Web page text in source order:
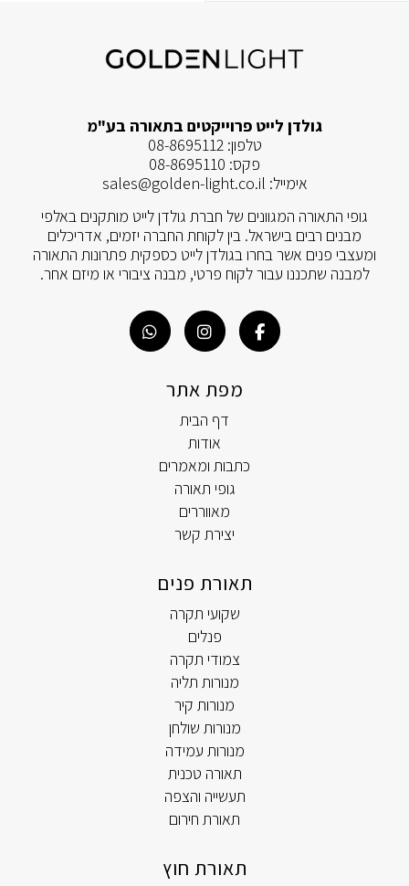
גולדן לייט פרוייקטים בתאורה בע"מ
טלפון:08-8695112
פקס: 08-8695110
אימייל: sales@golden-light.co.il
גופי התאורה המגוונים של חברת גולדן לייט מותקנים באלפי
מבנים רבים בישראל. בין לקוחת החברה יזמים, אדריכלים
ומעצבי פנים אשר בחרו בגולדן לייט כספקית פתרונות התאורה
למבנה שתכננו עבור לקוח פרטי, מבנה ציבורי או מיזם אחר.
מפת אתר
דף הבית
אודות
כתבות ומאמרים
גופי תאורה
מאווררים
יצירת קשר
תאורת פנים
שקועי תקרה
פנלים
צמודי תקרה
מנורות תליה
מנורות קיר
מנורות שולחן
מנורות עמידה
תאורה טכנית
תעשייה והצפה
תאורת חירום
תאורת חוץ